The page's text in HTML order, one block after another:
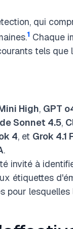
qui
1 Chaque
tels que
High, GPT
Sonnet 4.5,
4, et Grok 4.1
.
invité à
étiquettes
pour lesquelles